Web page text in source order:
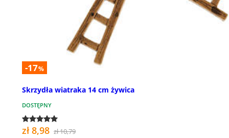
-17%
Skrzydła wiatraka 14 cm żywica
DOSTĘPNY
zł 8,98 zł 10,79